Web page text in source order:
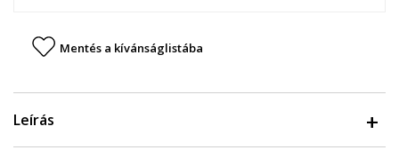
Mentés a kívánságlistába
Leírás